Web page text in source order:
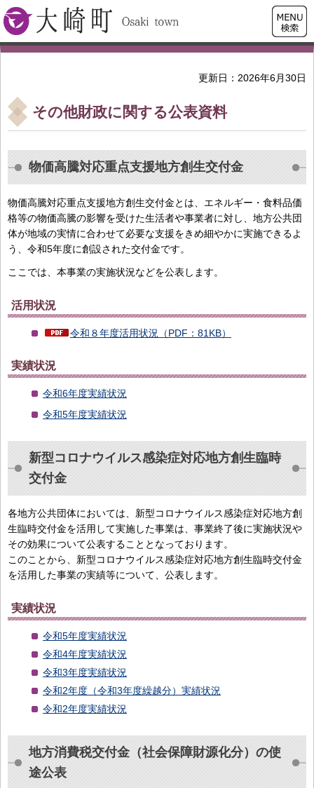
大崎町
検索・
共通メ
ニュー
更新日：2026年6月30日
その他財政に関する公表資料
物価高騰対応重点支援地方創生交付金
物価高騰対応重点支援地方創生交付金とは、エネルギー・食料品価
格等の物価高騰の影響を受けた生活者や事業者に対し、地方公共団
体が地域の実情に合わせて必要な支援をきめ細やかに実施できるよ
う、令和5年度に創設された交付金です。
ここでは、本事業の実施状況などを公表します。
活用状況
令和８年度活用状況（PDF：81KB）
実績状況
令和6年度実績状況
令和5年度実績状況
新型コロナウイルス感染症対応地方創生臨時
交付金
各地方公共団体においては、新型コロナウイルス感染症対応地方創
生臨時交付金を活用して実施した事業は、事業終了後に実施状況や
その効果について公表することとなっております。
このことから、新型コロナウイルス感染症対応地方創生臨時交付金
を活用した事業の実績等について、公表します。
実績状況
令和5年度実績状況
令和4年度実績状況
令和3年度実績状況
令和2年度（令和3年度繰越分）実績状況
令和2年度実績状況
地方消費税交付金（社会保障財源化分）の使
途公表